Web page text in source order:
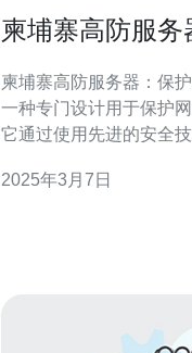
柬埔寨高防服务
柬埔寨高防服务器：保护您的网
一种专门设计用于保护
它通过使用先进的安全
服务器以其卓越的安全
2025年3月7日